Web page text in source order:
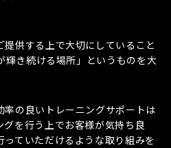
供する上で大切にしていること
輝き続ける場所」というものを大
率の良いトレーニングサポートは
を行う上でお客様が気持ち良
ていただけるような取り組みを